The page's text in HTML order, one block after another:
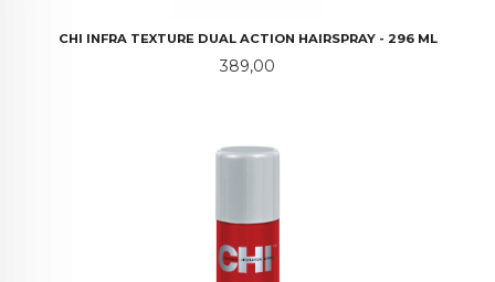
CHI INFRA TEXTURE DUAL ACTION HAIRSPRAY - 296 ML
Pris
389,00